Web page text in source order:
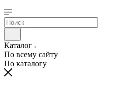
Каталог
По всему сайту
По каталогу